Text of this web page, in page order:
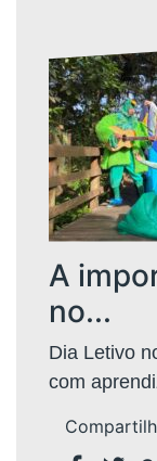
A
no...
Dia Letivo
com